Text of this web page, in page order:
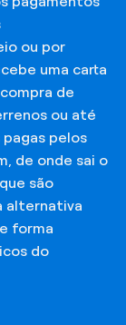
ou por
uma carta
de
ou até
pagas pelos
de onde sai o
são
alternativa
forma
do